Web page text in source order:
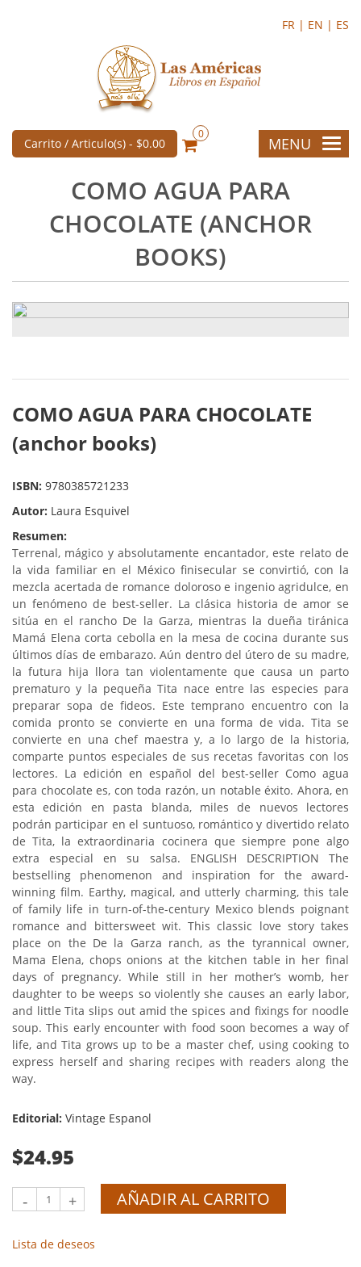
FR | EN | ES
Carrito / Articulo(s) - $0.00
0
MENU
COMO AGUA PARA
CHOCOLATE (ANCHOR
BOOKS)
COMO AGUA PARA CHOCOLATE
(anchor books)
ISBN: 9780385721233
Autor: Laura Esquivel
Resumen:
Terrenal, mágico y absolutamente encantador, este relato de
la vida familiar en el México finisecular se convirtió, con la
mezcla acertada de romance doloroso e ingenio agridulce, en
un fenómeno de best-seller. La clásica historia de amor se
sitúa en el rancho De la Garza, mientras la dueña tiránica
Mamá Elena corta cebolla en la mesa de cocina durante sus
últimos días de embarazo. Aún dentro del útero de su madre,
la futura hija llora tan violentamente que causa un parto
prematuro y la pequeña Tita nace entre las especies para
preparar sopa de fideos. Este temprano encuentro con la
comida pronto se convierte en una forma de vida. Tita se
convierte en una chef maestra y, a lo largo de la historia,
comparte puntos especiales de sus recetas favoritas con los
lectores. La edición en español del best-seller Como agua
para chocolate es, con toda razón, un notable éxito. Ahora, en
esta edición en pasta blanda, miles de nuevos lectores
podrán participar en el suntuoso, romántico y divertido relato
de Tita, la extraordinaria cocinera que siempre pone algo
extra especial en su salsa. ENGLISH DESCRIPTION The
bestselling phenomenon and inspiration for the award-
winning film. Earthy, magical, and utterly charming, this tale
of family life in turn-of-the-century Mexico blends poignant
romance and bittersweet wit. This classic love story takes
place on the De la Garza ranch, as the tyrannical owner,
Mama Elena, chops onions at the kitchen table in her final
days of pregnancy. While still in her mother’s womb, her
daughter to be weeps so violently she causes an early labor,
and little Tita slips out amid the spices and fixings for noodle
soup. This early encounter with food soon becomes a way of
life, and Tita grows up to be a master chef, using cooking to
express herself and sharing recipes with readers along the
way.
Editorial: Vintage Espanol
$24.95
- + AÑADIR AL CARRITO
Lista de deseos